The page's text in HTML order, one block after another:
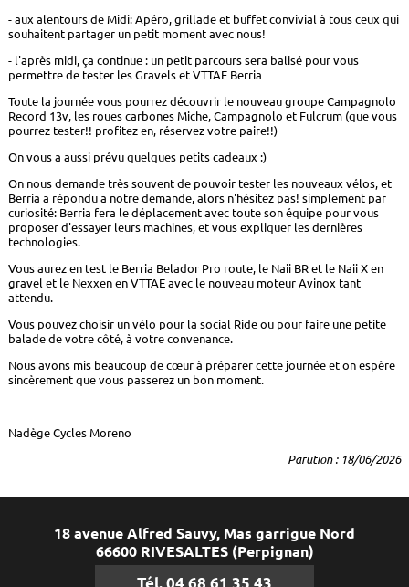
- aux alentours de Midi: Apéro, grillade et buffet convivial à tous ceux qui
souhaitent partager un petit moment avec nous!
- l'après midi, ça continue : un petit parcours sera balisé pour vous
permettre de tester les Gravels et VTTAE Berria
Toute la journée vous pourrez découvrir le nouveau groupe Campagnolo
Record 13v, les roues carbones Miche, Campagnolo et Fulcrum (que vous
pourrez tester!! profitez en, réservez votre paire!!)
On vous a aussi prévu quelques petits cadeaux :)
On nous demande très souvent de pouvoir tester les nouveaux vélos, et
Berria a répondu a notre demande, alors n'hésitez pas! simplement par
curiosité: Berria fera le déplacement avec toute son équipe pour vous
proposer d'essayer leurs machines, et vous expliquer les dernières
technologies.
Vous aurez en test le Berria Belador Pro route, le Naii BR et le Naii X en
gravel et le Nexxen en VTTAE avec le nouveau moteur Avinox tant
attendu.
Vous pouvez choisir un vélo pour la social Ride ou pour faire une petite
balade de votre côté, à votre convenance.
Nous avons mis beaucoup de cœur à préparer cette journée et on espère
sincèrement que vous passerez un bon moment.
Nadège Cycles Moreno
Parution : 18/06/2026
18 avenue Alfred Sauvy, Mas garrigue Nord
66600 RIVESALTES (Perpignan)
Tél. 04 68 61 35 43